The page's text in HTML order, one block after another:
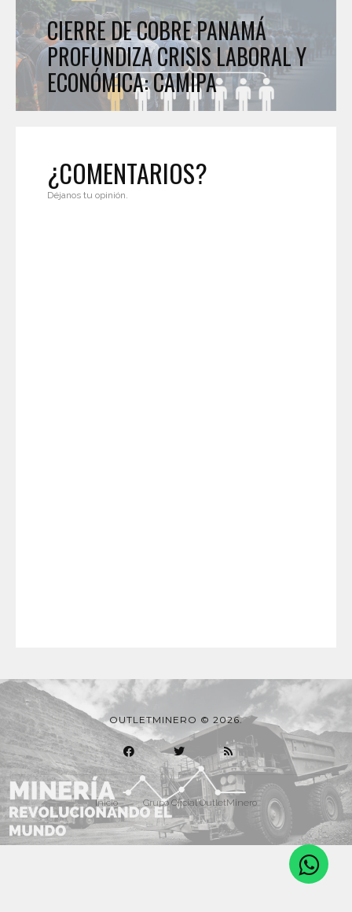
CIERRE DE COBRE PANAMÁ
PROFUNDIZA CRISIS LABORAL Y
ECONÓMICA: CAMIPA
¿COMENTARIOS?
Déjanos tu opinión.
OUTLETMINERO © 2026.
Inicio Grupo Oficial OutletMinero